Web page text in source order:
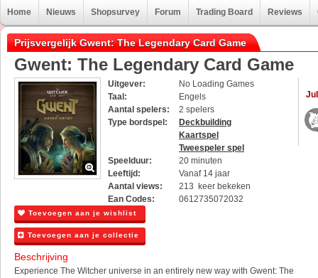
Home Nieuws Shopsurvey Forum Trading Board Reviews
Prijsvergelijk Gwent: The Legendary Card Game
Gwent: The Legendary Card Game
Uitgever:
No Loading Games
Taal:
Engels
Aantal spelers:
2 spelers
Type bordspel:
Deckbuilding
Kaartspel
Tweespeler spel
Speelduur:
20 minuten
Leeftijd:
Vanaf 14 jaar
Aantal views:
213 keer bekeken
Ean Codes:
0612735072032
Toevoegen aan je wishlist
Toevoegen aan je collectie
Beschrijving
Experience The Witcher universe in an entirely new way with Gwent: The